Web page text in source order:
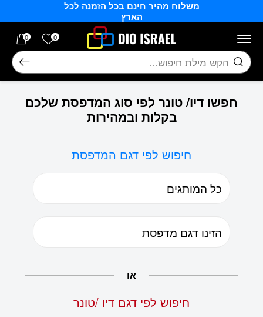
משלוח מהיר חינם בכל הזמנה לכל
הארץ
0 הרשימה
0
חיפוש
חפשו דיו/ טונר לפי סוג המדפסת שלכם
בקלות ובמהירות
חיפוש לפי דגם המדפסת
או
חיפוש לפי דגם דיו /טונר